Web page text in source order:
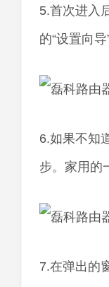
5.首次进入
的“设置向
6.如果不知
步。家用的
7.在弹出的